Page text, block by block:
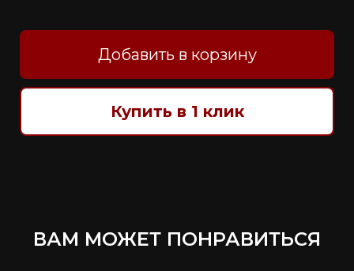
Добавить в корзину
Купить в 1 клик
ВАМ МОЖЕТ ПОНРАВИТЬСЯ